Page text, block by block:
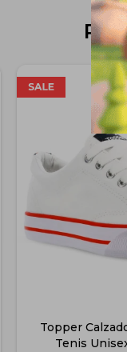
Topper
Tenis